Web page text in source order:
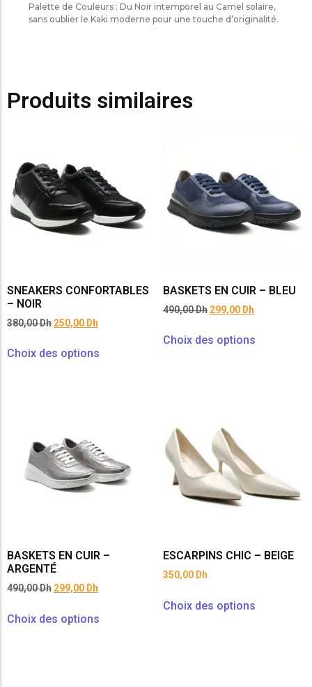
​Palette de Couleurs : Du Noir intemporel au Camel solaire,
sans oublier le Kaki moderne pour une touche d’originalité.
Produits similaires
SNEAKERS CONFORTABLES
– NOIR
380,00Dh 250,00 Dh
Choix des options
BASKETS EN CUIR – BLEU
490,00Dh 299,00 Dh
Choix des options
BASKETS EN CUIR –
ARGENTÉ
490,00Dh 299,00 Dh
Choix des options
ESCARPINS CHIC – BEIGE
350,00 Dh
Choix des options